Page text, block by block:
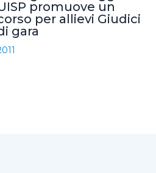
promuove un
per allievi Giudici
gara